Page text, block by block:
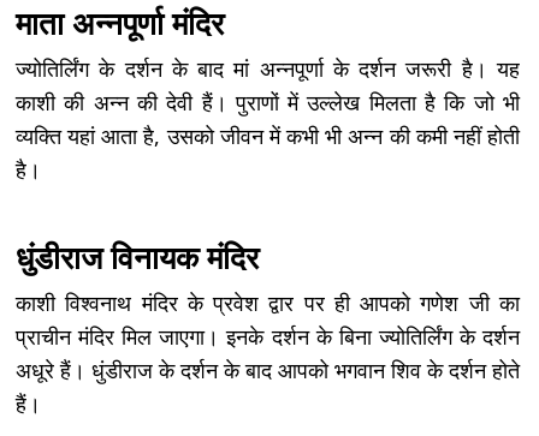
माता अन्‍नपूर्णा मंदिर
ज्योतिर्लिंग के दर्शन के बाद मां अन्नपूर्णा के दर्शन जरूरी है। यह
काशी की अन्न की देवी हैं। पुराणों में उल्लेख मिलता है कि जो भी
व्यक्ति यहां आता है, उसको जीवन में कभी भी अन्न की कमी नहीं होती
है।
धुंडीराज विनायक मंदिर
काशी विश्वनाथ मंदिर के प्रवेश द्वार पर ही आपको गणेश जी का
प्राचीन मंदिर मिल जाएगा। इनके दर्शन के बिना ज्योतिर्लिंग के दर्शन
अधूरे हैं। धुंडीराज के दर्शन के बाद आपको भगवान शिव के दर्शन होते
हैं।